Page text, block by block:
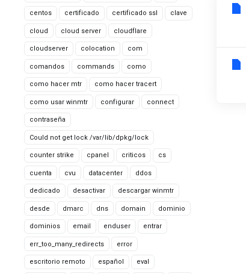
centos certificado certificado ssl clave
cloud cloud server cloudflare
cloudserver colocation com
comandos commands como
como hacer mtr como hacer tracert
como usar winmtr configurar connect
contraseña
Could not get lock /var/lib/dpkg/lock
counter strike cpanel criticos cs
cuenta cvu datacenter ddos
dedicado desactivar descargar winmtr
desde dmarc dns domain dominio
dominios email enduser entrar
err_too_many_redirects error
escritorio remoto español eval